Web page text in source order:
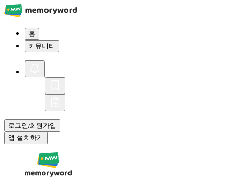
홈
커뮤니티
로그인/회원가입
앱 설치하기